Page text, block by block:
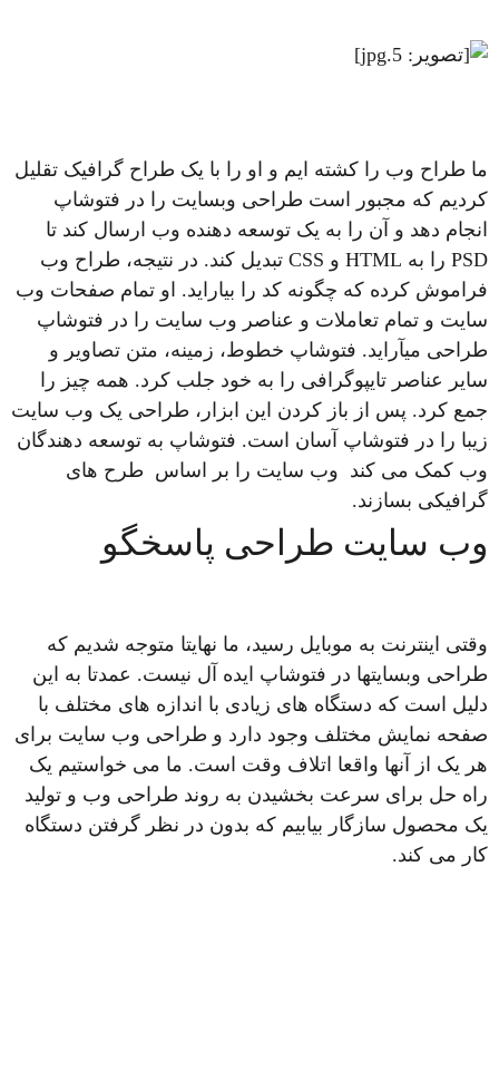
ما طراح وب را کشته ایم و او را با یک طراح گرافیک تقلیل
کردیم که مجبور است طراحی وبسایت را در فتوشاپ
انجام دهد و آن را به یک توسعه دهنده وب ارسال کند تا
PSD را به HTML و CSS تبدیل کند. در نتیجه، طراح وب
فراموش کرده که چگونه کد را بیاراید. او تمام صفحات وب
سایت و تمام تعاملات و عناصر وب سایت را در فتوشاپ
طراحی میآراید. فتوشاپ خطوط، زمینه، متن تصاویر و
سایر عناصر تایپوگرافی را به خود جلب کرد. همه چیز را
جمع کرد. پس از باز کردن این ابزار، طراحی یک وب سایت
زیبا را در فتوشاپ آسان است. فتوشاپ به توسعه دهندگان
وب کمک می کند وب سایت را بر اساس طرح های
گرافیکی بسازند.
وب سایت طراحی پاسخگو
وقتی اینترنت به موبایل رسید، ما نهایتا متوجه شدیم که
طراحی وبسایتها در فتوشاپ ایده آل نیست. عمدتا به این
دلیل است که دستگاه های زیادی با اندازه های مختلف با
صفحه نمایش مختلف وجود دارد و طراحی وب سایت برای
هر یک از آنها واقعا اتلاف وقت است. ما می خواستیم یک
راه حل برای سرعت بخشیدن به روند طراحی وب و تولید
یک محصول سازگار بیابیم که بدون در نظر گرفتن دستگاه
کار می کند.